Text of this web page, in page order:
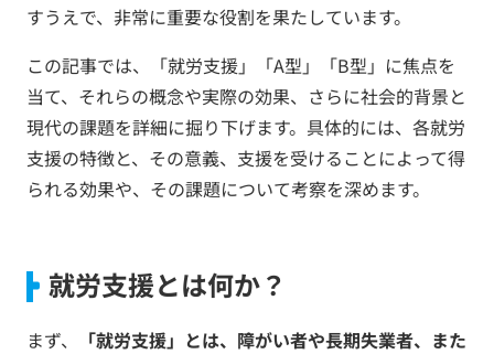
すうえで、非常に重要な役割を果たしています。
この記事では、「就労支援」「A型」「B型」に焦点を
当て、それらの概念や実際の効果、さらに社会的背景と
現代の課題を詳細に掘り下げます。具体的には、各就労
支援の特徴と、その意義、支援を受けることによって得
られる効果や、その課題について考察を深めます。
就労支援とは何か？
まず、
「就労支援」とは、障がい者や長期失業者、また